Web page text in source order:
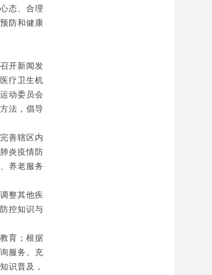
态、合理
防和健康
开新闻发
疗卫生机
动委员会
法，倡导
善辖区内
炎疫情防
养老服务
整其他疾
控知识与
育；根据
服务。充
识普及，